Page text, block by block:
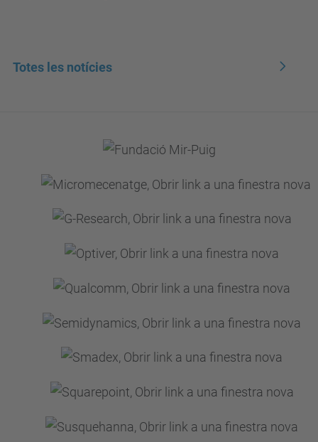
Totes les notícies